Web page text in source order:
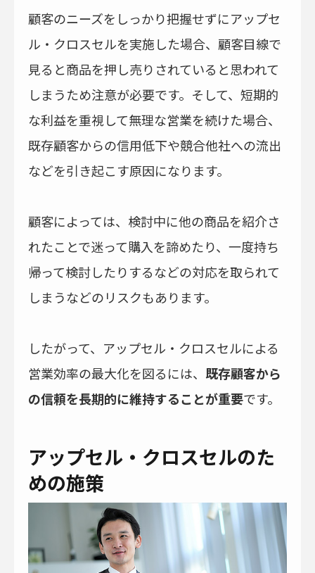
顧客のニーズをしっかり把握せずにアップセ
ル・クロスセルを実施した場合、顧客目線で
見ると商品を押し売りされていると思われて
しまうため注意が必要です。そして、短期的
な利益を重視して無理な営業を続けた場合、
既存顧客からの信用低下や競合他社への流出
などを引き起こす原因になります。
顧客によっては、検討中に他の商品を紹介さ
れたことで迷って購入を諦めたり、一度持ち
帰って検討したりするなどの対応を取られて
しまうなどのリスクもあります。
したがって、アップセル・クロスセルによる
営業効率の最大化を図るには、 既存顧客から
の信頼を長期的に維持することが重要です。
アップセル・クロスセルのた
めの施策